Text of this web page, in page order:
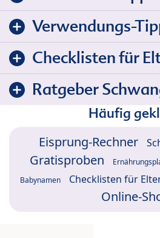
Verwendungs-
Checklisten für
Ratgeber
Häufig
Eisprung-Rechner
Gratisproben
Babynamen Checklisten für
Online-